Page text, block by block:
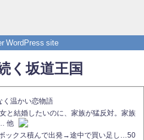
WordPress site
く坂道王国
く温かい恋物語
と結婚したいのに、家族が猛反対。家族
他
ックス積んで出発→途中で買い足し…50